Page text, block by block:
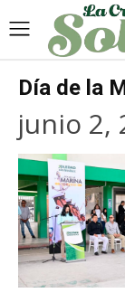
Día de la
junio 2,